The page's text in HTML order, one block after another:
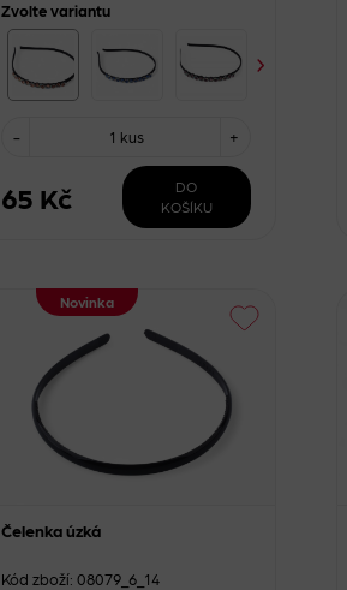
Zvolte variantu
- +
1 kus
65 Kč
DO
KOŠÍKU
Novinka
Čelenka úzká
Kód zboží: 08079_6_14